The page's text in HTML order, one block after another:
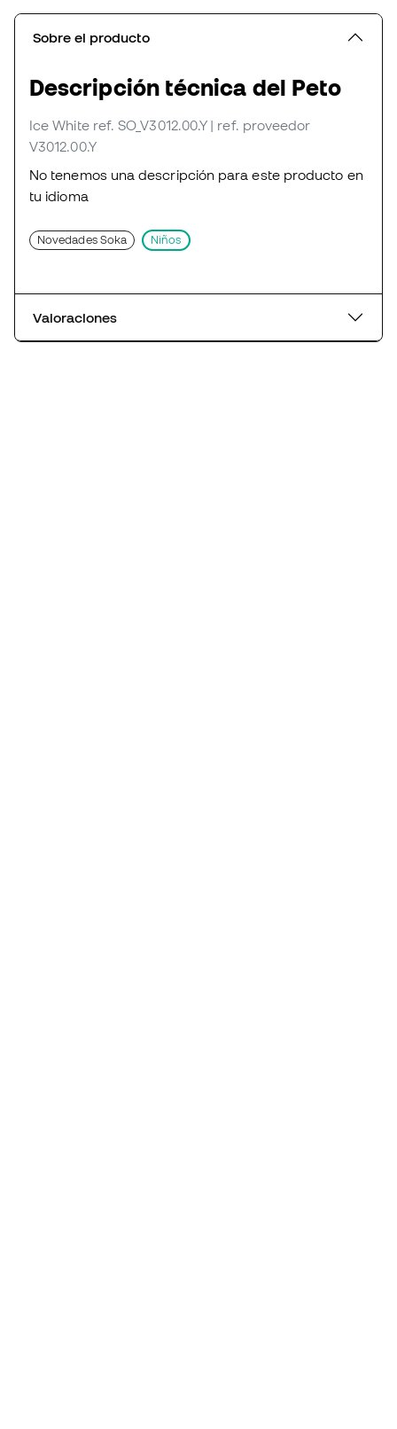
Sobre el producto
Descripción técnica del Peto
Ice White ref. SO_V3012.00.Y | ref. proveedor
V3012.00.Y
No tenemos una descripción para este producto en
tu idioma
Novedades Soka Niños
Valoraciones